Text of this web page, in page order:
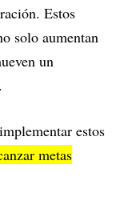
Estos
solo aumentan
un
estos
metas